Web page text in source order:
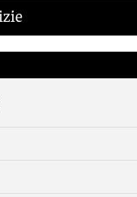
sarei molto felice”